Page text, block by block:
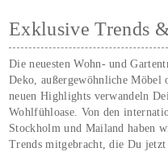
Exklusive Trends
Die neuesten Wohn- und
Deko, außergewöhnliche Möbel
neuen Highlights verwandeln
Wohlfühloase. Von den
Stockholm und Mailand haben
Trends mitgebracht, die Du